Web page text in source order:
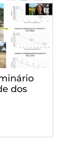
dos